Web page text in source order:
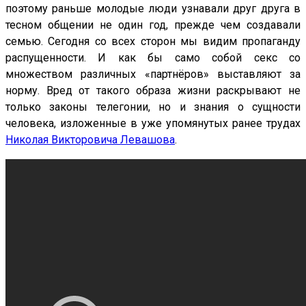
поэтому раньше молодые люди узнавали друг друга в
тесном общении не один год, прежде чем создавали
семью. Сегодня со всех сторон мы видим пропаганду
распущенности. И как бы само собой секс со
множеством различных «партнёров» выставляют за
норму. Вред от такого образа жизни раскрывают не
только законы телегонии, но и знания о сущности
человека, изложенные в уже упомянутых ранее трудах
Николая Викторовича Левашова.